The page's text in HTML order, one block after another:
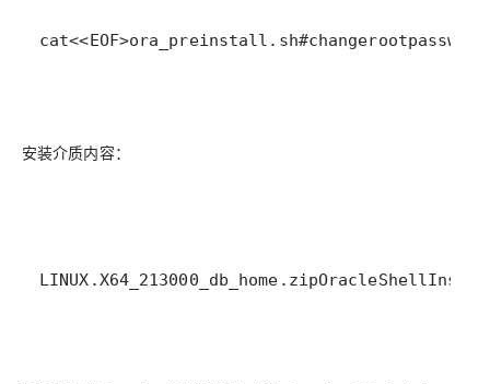
cat<<EOF>ora_preinstall . sh#changerootpassword
安装介质内容：
LINUX .X64_213000_db_home . zip